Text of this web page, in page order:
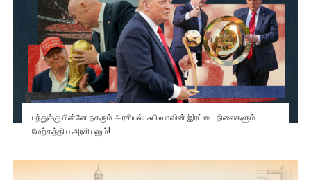
பந்துக்கு பின்னே நகரும் அரசியல்: ஃபிஃபாவின் இரட்டை நிலைகளும்
மேற்கத்திய அரசியலும்!